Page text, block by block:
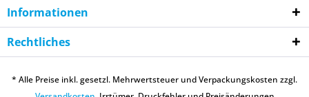
Informationen
Rechtliches
* Alle Preise inkl. gesetzl. Mehrwertsteuer und Verpackungskosten zzgl.